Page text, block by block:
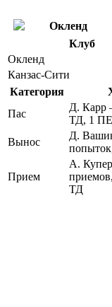
Окленд
Клуб
Окленд
Канзас-Сити
Категория
Пас
Д. Карр
ТД, 1
Вынос
Д.
Прием
А.
ТД